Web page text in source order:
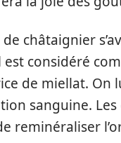
de châtaignier
est considéré
de miellat. On
sanguine.
reminéraliser